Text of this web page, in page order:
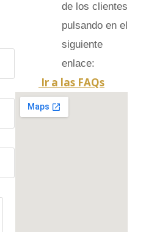
de los clientes
pulsando en el
siguiente
enlace:
Ir a las FAQs